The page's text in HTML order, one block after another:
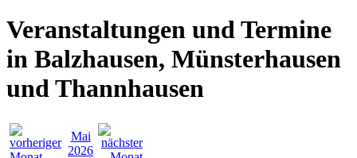
Veranstaltungen und Termine
in Balzhausen, Münsterhausen
und Thannhausen
Mai
2026